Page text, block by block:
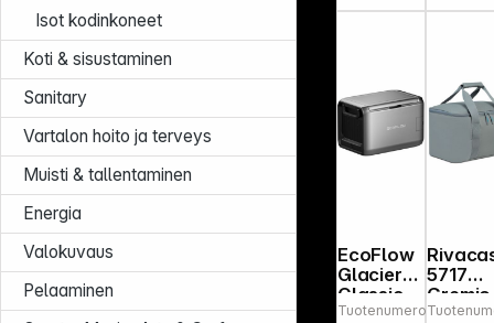
Isot kodinkoneet
Koti & sisustaminen
Sanitary
Vartalon hoito ja terveys
Muisti & tallentaminen
Energia
Valokuvaus
Pelaaminen
12/
EcoFlow
Glacier
Classic
55L
Tuotenumero:168739
5717
Gremio
Cooler